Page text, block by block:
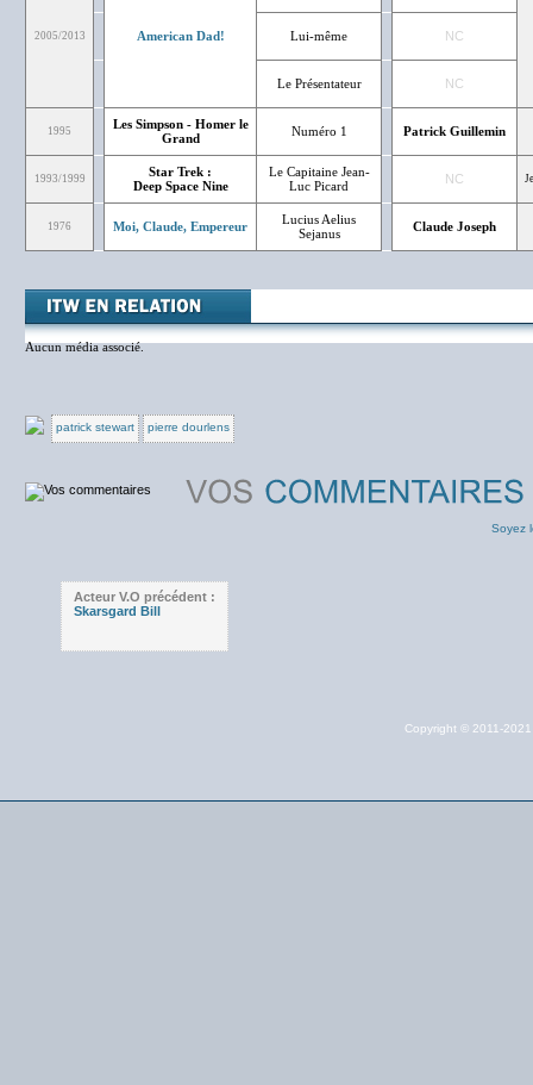
2005/2013 American Dad! Lui-même NC
Le Présentateur NC
1995
Les Simpson - Homer le
Grand
Numéro 1 Patrick Guillemin
1993/1999
Star Trek :
Deep Space Nine
Le Capitaine Jean-
Luc Picard
NC
1976 Moi, Claude, Empereur
Lucius Aelius
Sejanus
Claude Joseph
Aucun média associé.
patrick stewart pierre dourlens
Soyez
Acteur V.O précédent :
Skarsgard Bill
Copyright © 2011-